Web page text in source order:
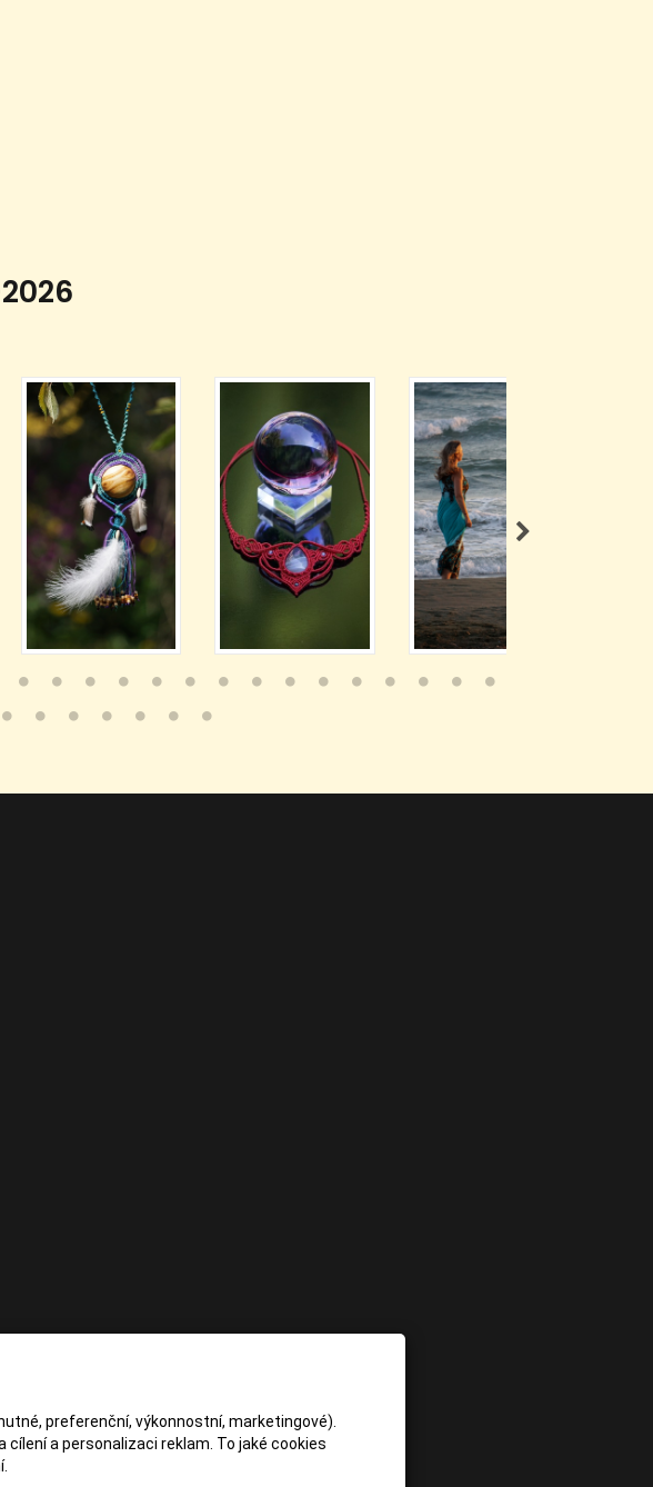
preferenční, výkonnostní, marketingové).
a personalizaci reklam. To jaké cookies